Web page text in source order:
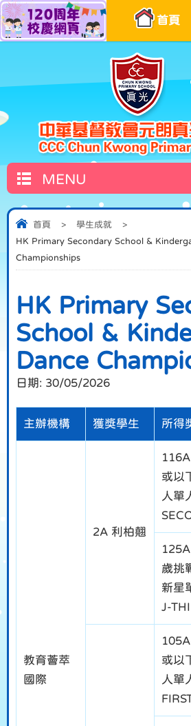
首頁
MENU
首頁 > 學生成就
>
HK Primary Secondary School &
Championships
HK Primary
School &
Dance
日期: 30/05/2026
主辦機構 獲獎學生 所得
教育薈萃
國際
2A 利柏翹
或以
人單
歲挑
新星
J-
或以
人單